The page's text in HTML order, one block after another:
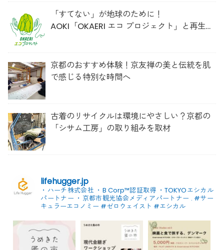
「すてない」が地球のために！
AOKI「OKAERI エコ プロジェクト」と再生ウ
京都のおすすめ体験！京友禅の美と伝統を肌
で感じる特別な時間へ
古着のリサイクルは環境にやさしい？京都の
「シサム工房」の取り組みを取材
lifehugger.jp
・ハーチ株式会社 ・B Corp™認証取得 ・TOKYOエシカル
パートナー ・京都市観光協会メディアパートナー . #サー
キュラーエコノミー #ゼロウェイスト #エシカル